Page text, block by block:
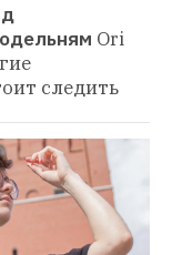
Ori
следить